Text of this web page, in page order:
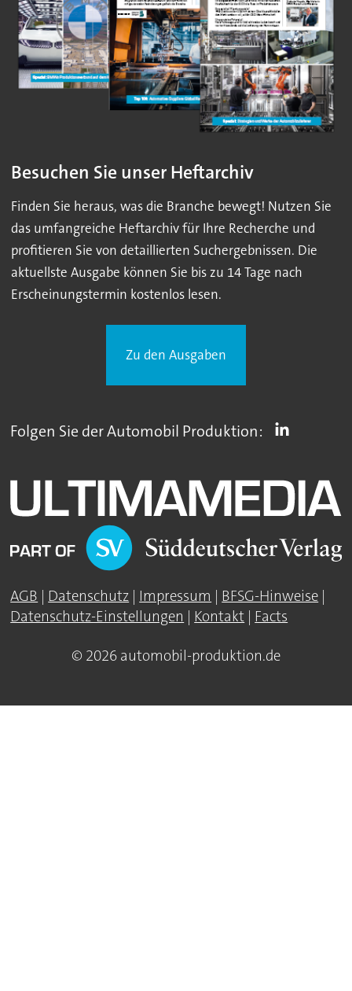
Besuchen Sie unser Heftarchiv
Finden Sie heraus, was die Branche bewegt! Nutzen Sie
das umfangreiche Heftarchiv für Ihre Recherche und
profitieren Sie von detaillierten Suchergebnissen. Die
aktuellste Ausgabe können Sie bis zu 14 Tage nach
Erscheinungstermin kostenlos lesen.
Zu den Ausgaben
Folgen Sie der Automobil Produktion:
AGB | Datenschutz | Impressum | BFSG-Hinweise |
Datenschutz-Einstellungen | Kontakt | Facts
© 2026 automobil-produktion.de